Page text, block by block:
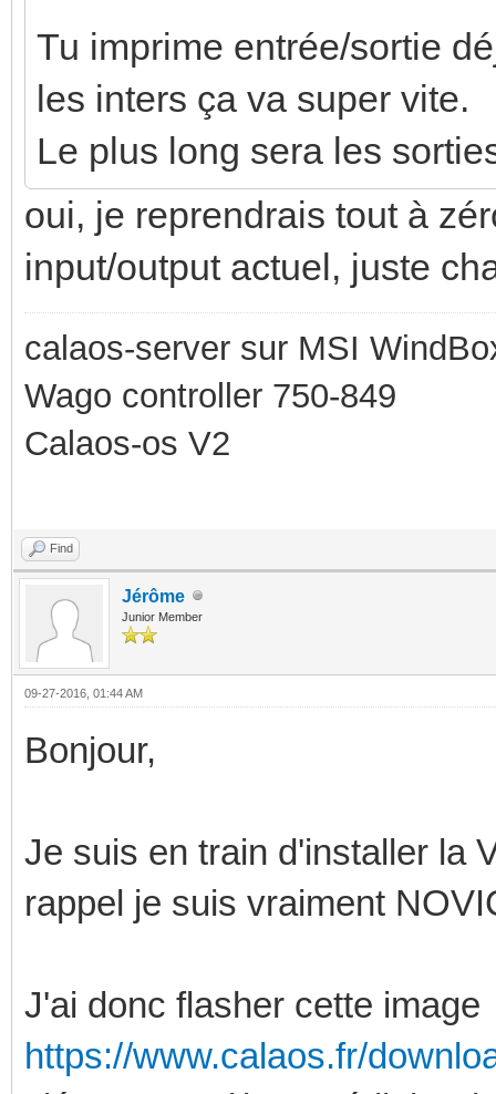
Tu imprime entrée/sortie
les inters ça va super vite.
Le plus long sera les
oui, je reprendrais tout à
input/output actuel, juste
calaos-server sur MSI
Wago controller 750-849
Calaos-os V2
Find
Jérôme
Junior Member
09-27-2016, 01:44 AM
Bonjour,
Je suis en train d'installer la
rappel je suis vraiment
J'ai donc flasher cette image
https://www.calaos.fr/